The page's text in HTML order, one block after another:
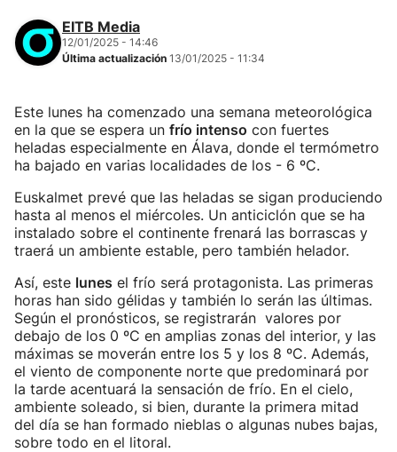
EITB Media
12/01/2025 - 14:46
Última actualización 13/01/2025 - 11:34
Este lunes ha comenzado una semana meteorológica
en la que se espera un frío intenso con fuertes
heladas especialmente en Álava, donde el termómetro
ha bajado en varias localidades de los - 6 ºC.
Euskalmet prevé que las heladas se sigan produciendo
hasta al menos el miércoles. Un anticiclón que se ha
instalado sobre el continente frenará las borrascas y
traerá un ambiente estable, pero también helador.
Así, este lunes el frío será protagonista. Las primeras
horas han sido gélidas y también lo serán las últimas.
Según el pronósticos, se registrarán valores por
debajo de los 0 ºC en amplias zonas del interior, y las
máximas se moverán entre los 5 y los 8 ºC. Además,
el viento de componente norte que predominará por
la tarde acentuará la sensación de frío. En el cielo,
ambiente soleado, si bien, durante la primera mitad
del día se han formado nieblas o algunas nubes bajas,
sobre todo en el litoral.